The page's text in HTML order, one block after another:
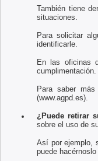
También tiene
situaciones.
Para solicitar
identificarle.
En las oficinas
cumplimentación.
Para saber
(www.agpd.es).
¿Puede retirar
sobre el uso de
Así por ejemplo,
puede